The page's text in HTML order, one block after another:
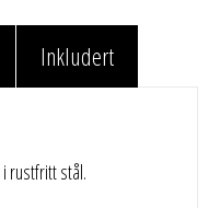
Inkludert
rustfritt stål.